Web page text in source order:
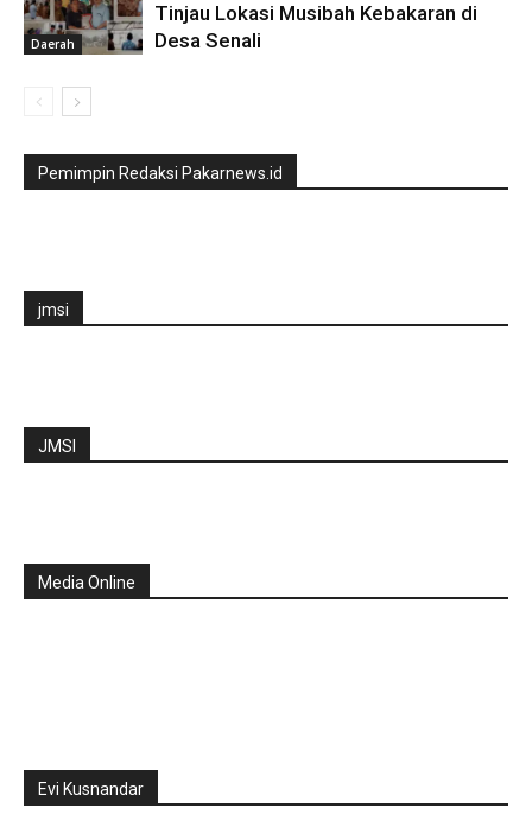
Daerah
Tinjau Lokasi Musibah Kebakaran di
Desa Senali
Pemimpin Redaksi Pakarnews.id
jmsi
JMSI
Media Online
Evi Kusnandar